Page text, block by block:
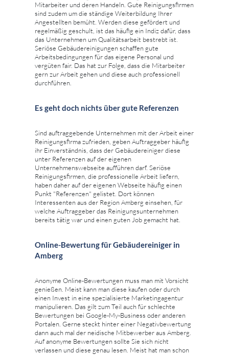
Mitarbeiter und deren Handeln. Gute Reinigungsfirmen
sind zudem um die ständige Weiterbildung Ihrer
Angestellten bemüht. Werden diese gefördert und
regelmäßig geschult, ist das häufig ein Indiz dafür, dass
das Unternehmen um Qualitätsarbeit bestrebt ist.
Seriöse Gebäudereinigungen schaffen gute
Arbeitsbedingungen für das eigene Personal und
vergüten fair. Das hat zur Folge, dass die Mitarbeiter
gern zur Arbeit gehen und diese auch professionell
durchführen.
Es geht doch nichts über gute Referenzen
Sind auftraggebende Unternehmen mit der Arbeit einer
Reinigungsfirma zufrieden, geben Auftraggeber häufig
ihr Einverständnis, dass der Gebäudereiniger diese
unter Referenzen auf der eigenen
Unternehmenswebseite aufführen darf. Seriöse
Reinigungsfirmen, die professionelle Arbeit liefern,
haben daher auf der eigenen Webseite häufig einen
Punkt "Referenzen" gelistet. Dort können
Interessenten aus der Region Amberg einsehen, für
welche Auftraggeber das Reinigungsunternehmen
bereits tätig war und einen guten Job gemacht hat.
Online-Bewertung für Gebäudereiniger in
Amberg
Anonyme Online-Bewertungen muss man mit Vorsicht
genießen. Meist kann man diese kaufen oder durch
einen Invest in eine spezialisierte Marketingagentur
manipulieren. Das gilt zum Teil auch für schlechte
Bewertungen bei Google-My-Business oder anderen
Portalen. Gerne steckt hinter einer Negativbewertung
dann auch mal der neidische Mitbewerber aus Amberg.
Auf anonyme Bewertungen sollte Sie sich nicht
verlassen und diese genau lesen. Meist hat man schon